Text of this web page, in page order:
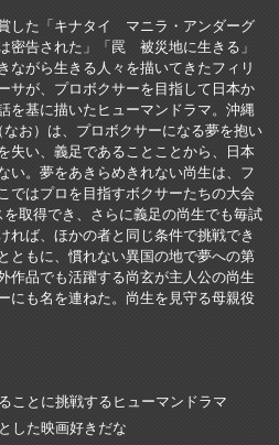
した「キナタイ マニラ・アンダーグ
密告された」「罠 被災地に生きる」
ながら生きる人々を描いてきたフィリ
サが、プロボクサーを目指して日本か
を基に描いたヒューマンドラマ。沖縄
お）は、プロボクサーになる夢を抱い
失い、義足であることことから、日本
い。夢をあきらめきれない尚生は、フ
ではプロを目指すボクサーたちの大会
取得でき、さらに義足の尚生でも毎試
れば、ほかの者と同じ条件で挑戦でき
ともに、慣れない異国の地で夢への第
作品でも活躍する尚玄が主人公の尚生
にも名を連ねた。尚生を見守る母親役
ことに挑戦するヒューマンドラマ
した映画好きだな